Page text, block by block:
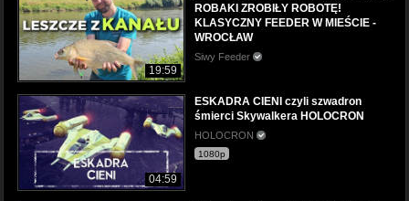
19:59
ROBAKI ZROBIŁY ROBOTĘ!
KLASYCZNY FEEDER W MIEŚCIE -
WROCŁAW
Siwy Feeder
04:59
ESKADRA CIENI czyli szwadron
śmierci Skywalkera HOLOCRON
HOLOCRON
1080p